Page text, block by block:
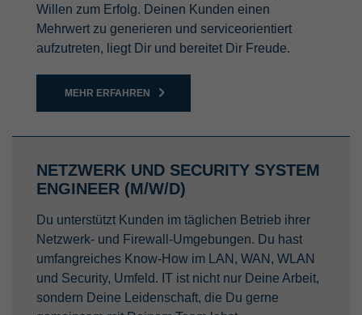
Willen zum Erfolg. Deinen Kunden einen
Mehrwert zu generieren und serviceorientiert
aufzutreten, liegt Dir und bereitet Dir Freude.
MEHR ERFAHREN
NETZWERK UND SECURITY SYSTEM
ENGINEER (M/W/D)
Du unterstützt Kunden im täglichen Betrieb ihrer
Netzwerk- und Firewall-Umgebungen. Du hast
umfangreiches Know-How im LAN, WAN, WLAN
und Security, Umfeld. IT ist nicht nur Deine Arbeit,
sondern Deine Leidenschaft, die Du gerne